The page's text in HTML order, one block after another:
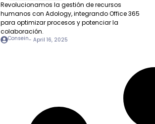
Revolucionamos la gestión de recursos
humanos con Adology, integrando Office 365
para optimizar procesos y potenciar la
colaboración.
Consein- April 16, 2025